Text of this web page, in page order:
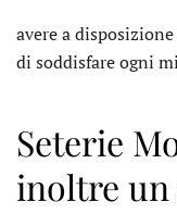
avere a
di soddisfare ogni
Seterie
inoltre